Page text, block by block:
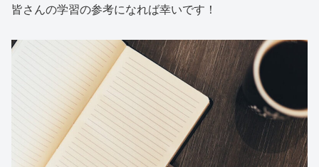
皆さんの学習の参考になれば幸いです！